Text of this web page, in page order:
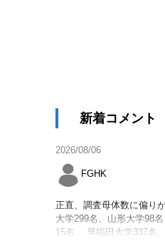
新着コメント
2026/08/06
FGHK
正直、調査母体数に偏り
大学299名、山形大学98
15名、 早稲田大学337名